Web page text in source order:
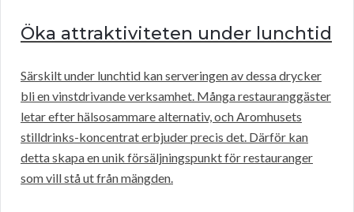
Öka attraktiviteten under lunchtid
Särskilt under lunchtid kan serveringen av dessa drycker
bli en vinstdrivande verksamhet. Många restauranggäster
letar efter hälsosammare alternativ, och Aromhusets
stilldrinks-koncentrat erbjuder precis det. Därför kan
detta skapa en unik försäljningspunkt för restauranger
som vill stå ut från mängden.